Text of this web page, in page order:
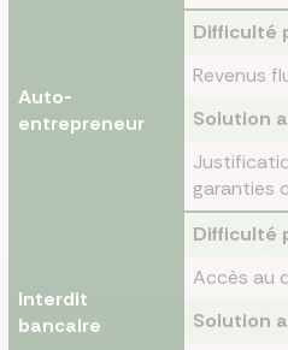
Auto-
entrepreneur
Difficulté
Revenus
Solution
garanties
Interdit
bancaire
Difficulté
Accès au
Solution